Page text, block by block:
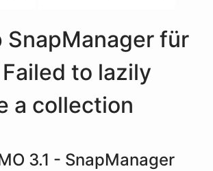
SnapManager für
to lazily
a collection
3.1 - SnapManager